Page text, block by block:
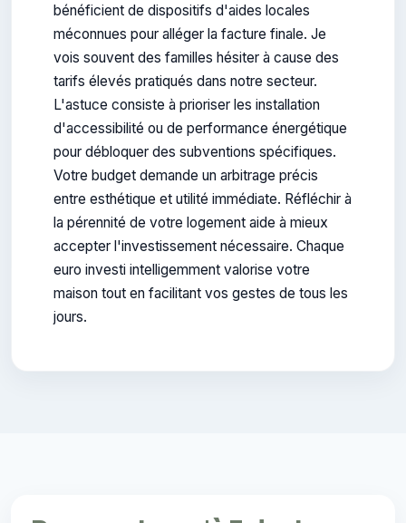
bénéficient de dispositifs d'aides locales
méconnues pour alléger la facture finale. Je
vois souvent des familles hésiter à cause des
tarifs élevés pratiqués dans notre secteur.
L'astuce consiste à prioriser les installation
d'accessibilité ou de performance énergétique
pour débloquer des subventions spécifiques.
Votre budget demande un arbitrage précis
entre esthétique et utilité immédiate. Réfléchir à
la pérennité de votre logement aide à mieux
accepter l'investissement nécessaire. Chaque
euro investi intelligemment valorise votre
maison tout en facilitant vos gestes de tous les
jours.